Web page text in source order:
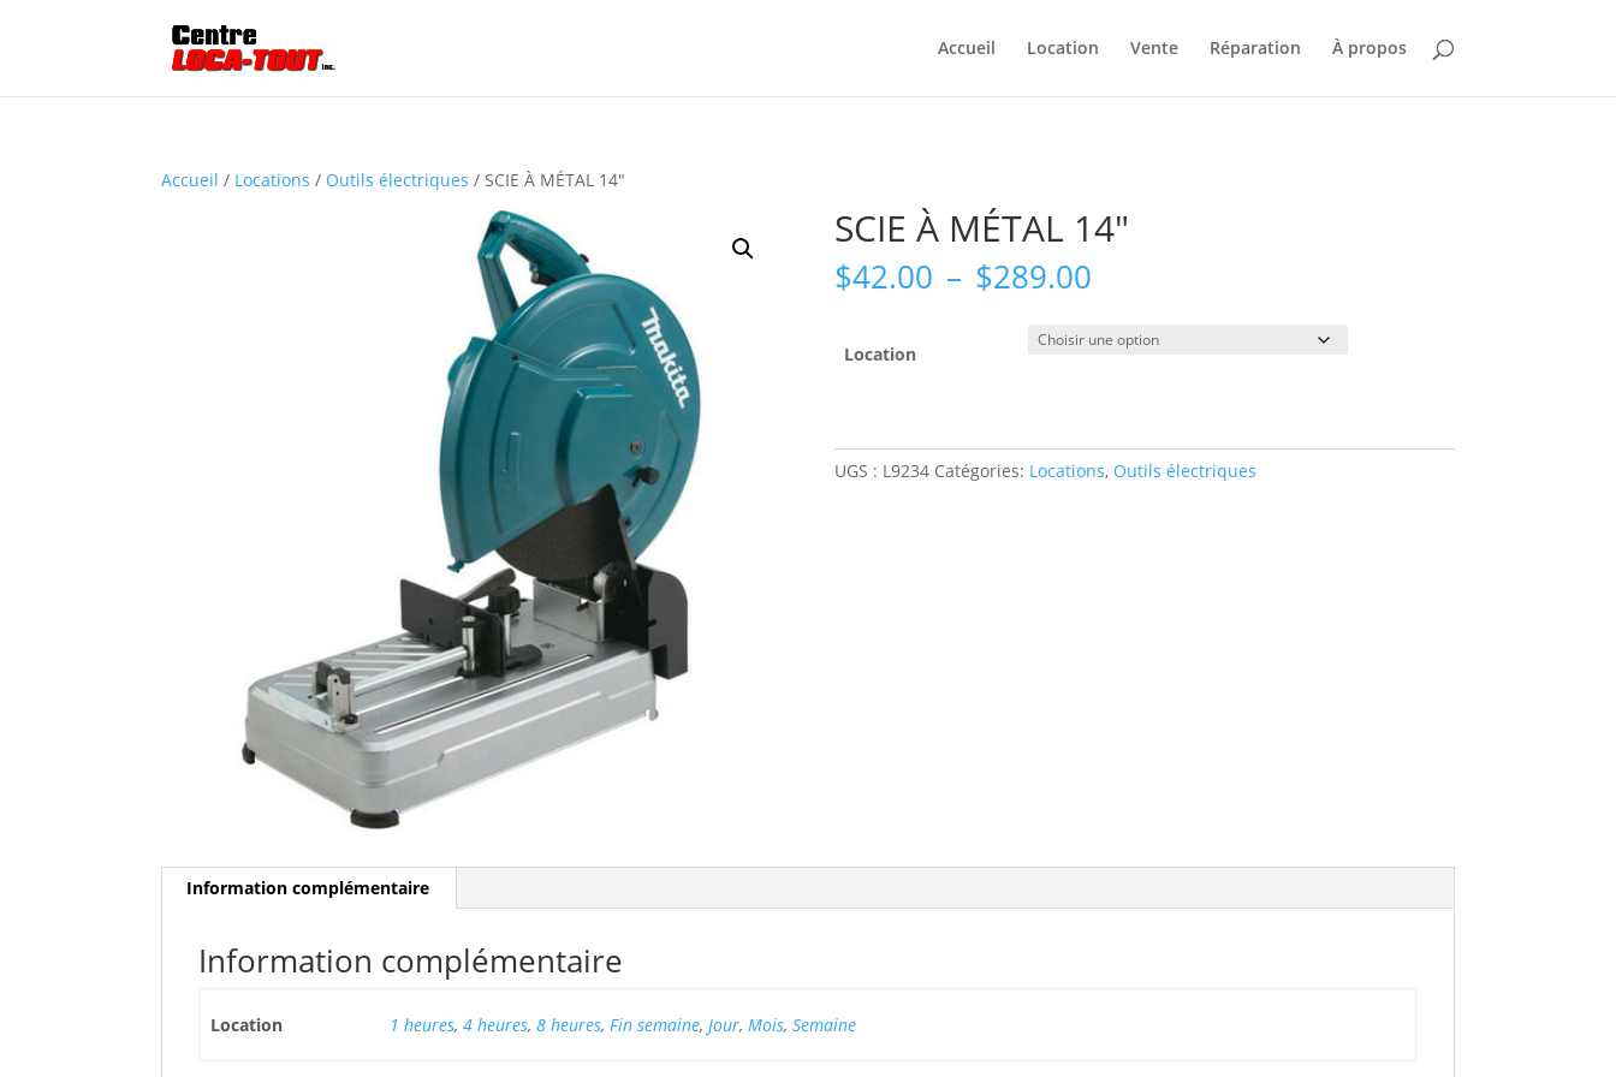
Accueil Location Vente Réparation À propos
Accueil / Locations / Outils électriques / SCIE À MÉTAL 14″
SCIE À MÉTAL 14″
$42.00 – $289.00Plage
prix :
$42.00
Location
UGS : L9234 Catégories: Locations, Outils électriques
Information complémentaire
Information complémentaire
Location 1 heures, 4 heures, 8 heures, Fin semaine, Jour, Mois, Semaine